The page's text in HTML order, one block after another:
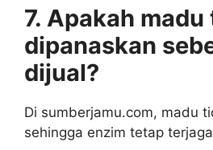
7. Apakah
dipanaskan
dijual?
Di sumberjamu.com, madu
sehingga enzim tetap